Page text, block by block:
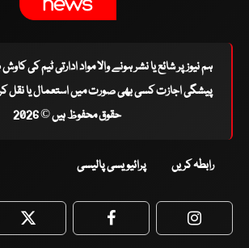
ہم نیوز پر شائع یا نشر ہونے والا مواد ادارتی ٹیم کی
پیشگی اجازت کسی بھی صورت میں استعمال یا نقل
حقوق محفوظ ہیں © 2026
رابطہ کریں پرائیویسی پالیسی
Twitter Facebook